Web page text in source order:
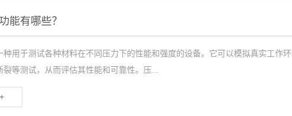
能有哪些？
种用于测试各种材料在不同压力下的性能和强度的设备。它可以模拟真实工作
裂等测试，从而评估其性能和可靠性。压...